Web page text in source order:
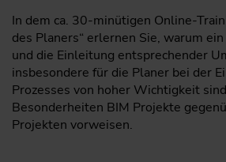
In dem ca. 30-minütigen Online-
des Planers“ erlernen Sie, warum
und die Einleitung entsprechender
insbesondere für die Planer bei der
Prozesses von hoher Wichtigkeit
Besonderheiten BIM Projekte
Projekten vorweisen.